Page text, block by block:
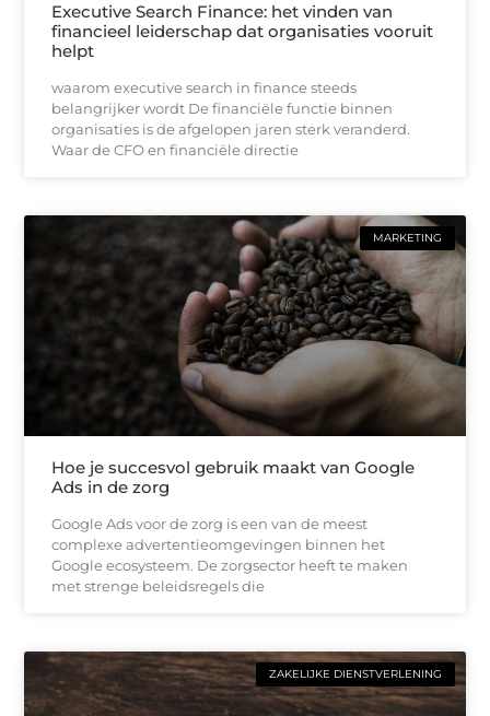
Executive Search Finance: het vinden van
financieel leiderschap dat organisaties vooruit
helpt
waarom executive search in finance steeds
belangrijker wordt De financiële functie binnen
organisaties is de afgelopen jaren sterk veranderd.
Waar de CFO en financiële directie
MARKETING
Hoe je succesvol gebruik maakt van Google
Ads in de zorg
Google Ads voor de zorg is een van de meest
complexe advertentieomgevingen binnen het
Google ecosysteem. De zorgsector heeft te maken
met strenge beleidsregels die
ZAKELIJKE DIENSTVERLENING